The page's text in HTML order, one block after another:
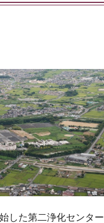
した第二浄化センター